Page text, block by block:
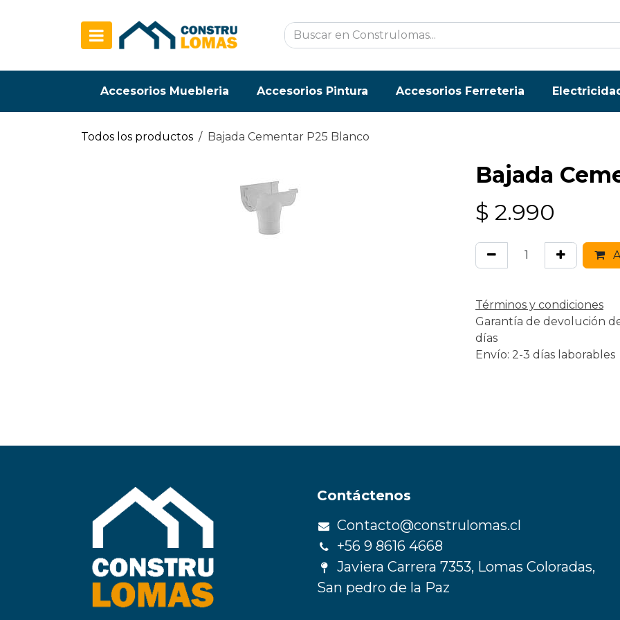
Accesorios Muebleria Accesorios Pintura Accesorios Ferreteria
Todos los productos Bajada Cementar P25 Blanco
Bajada
$ 2.990
Términos y condiciones
Garantía de devolución
días
Envío: 2-3 días laborables
Contáctenos
Contacto@construlomas.cl
+56 9 8616 4668
Javiera Carrera 7353, Lomas Coloradas,
San pedro de la Paz